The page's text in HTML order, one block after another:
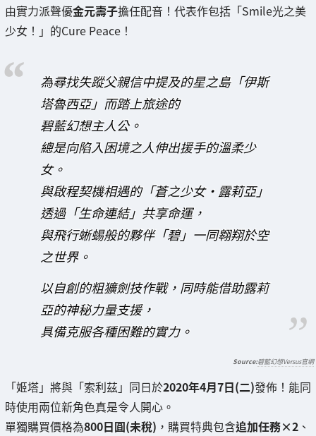
由實力派聲優金元壽子擔任配音！代表作包括「Smile光之美
少女！」的Cure Peace！
為尋找失蹤父親信中提及的星之島「伊斯
塔魯西亞」而踏上旅途的
碧藍幻想主人公。
總是向陷入困境之人伸出援手的溫柔少
女。
與啟程契機相遇的「蒼之少女·露莉亞」
透過「生命連結」共享命運，
與飛行蜥蜴般的夥伴「碧」一同翱翔於空
之世界。
以自創的粗獷劍技作戰，同時能借助露莉
亞的神秘力量支援，
具備克服各種困難的實力。
碧藍幻想Versus官網
「姬塔」將與「索利茲」同日於2020年4月7日(二)發佈！能同
時使用兩位新角色真是令人開心。
單獨購買價格為800日圓(未稅) ，購買特典包含追加任務×2 、